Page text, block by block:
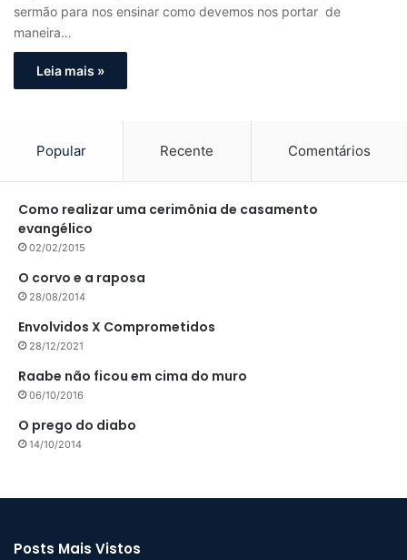
sermão para nos ensinar como devemos nos portar de
maneira…
Leia mais »
Popular Recente Comentários
Como realizar uma cerimônia de casamento
evangélico
02/02/2015
O corvo e a raposa
28/08/2014
Envolvidos X Comprometidos
28/12/2021
Raabe não ficou em cima do muro
06/10/2016
O prego do diabo
14/10/2014
Posts Mais Vistos